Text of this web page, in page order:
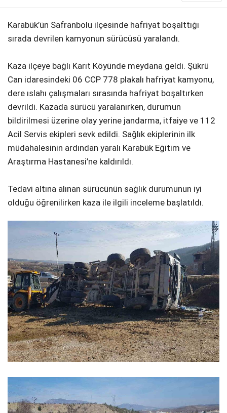
Karabük’ün Safranbolu ilçesinde hafriyat boşalttığı
sırada devrilen kamyonun sürücüsü yaralandı.
Kaza ilçeye bağlı Karıt Köyünde meydana geldi. Şükrü
Can idaresindeki 06 CCP 778 plakalı hafriyat kamyonu,
dere ıslahı çalışmaları sırasında hafriyat boşaltırken
devrildi. Kazada sürücü yaralanırken, durumun
bildirilmesi üzerine olay yerine jandarma, itfaiye ve 112
Acil Servis ekipleri sevk edildi. Sağlık ekiplerinin ilk
müdahalesinin ardından yaralı Karabük Eğitim ve
Araştırma Hastanesi’ne kaldırıldı.
Tedavi altına alınan sürücünün sağlık durumunun iyi
olduğu öğrenilirken kaza ile ilgili inceleme başlatıldı.